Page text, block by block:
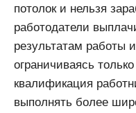
потолок и нельзя
работодатели
результатам работы
ограничиваясь
квалификация
выполнять более